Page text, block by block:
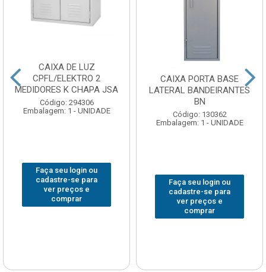
CAIXA DE LUZ
CPFL/ELEKTRO 2
MEDIDORES K CHAPA JSA
Código: 294306
Embalagem: 1 - UNIDADE
Faça seu login ou
cadastre-se para
ver preços e
comprar
CAIXA PORTA BASE
LATERAL BANDEIRANTES
BN
Código: 130362
Embalagem: 1 - UNIDADE
Faça seu login ou
cadastre-se para
ver preços e
comprar